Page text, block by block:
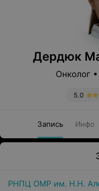
Дердюк
Онколог
5.0
Запись Инфо
РНПЦ ОМР им. Н.Н.